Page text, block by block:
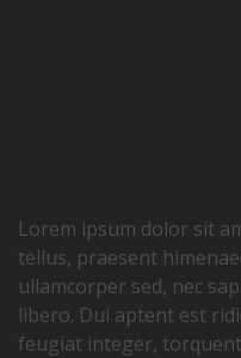
Lorem ipsum dolor sit
tellus, praesent
ullamcorper sed, nec
libero. Dui aptent est
feugiat integer,